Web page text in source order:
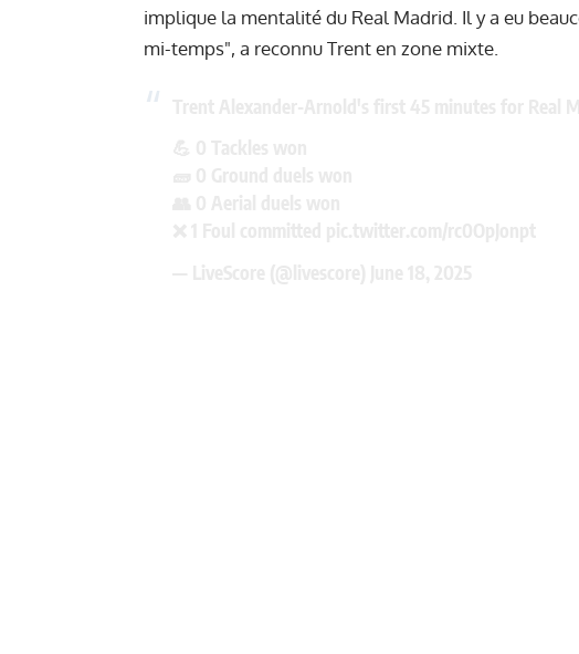
implique la mentalité du Real Madrid. Il y a eu
mi-temps", a reconnu Trent en zone mixte.